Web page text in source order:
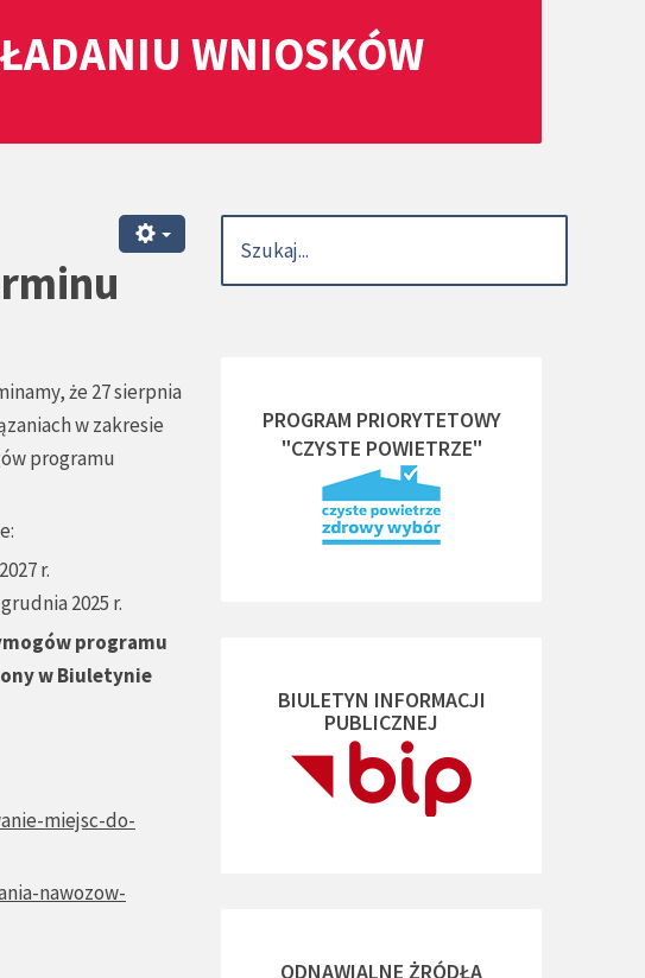
WNIOSKÓW
że 27 sierpnia
w zakresie
programu
r.
2025 r.
programu
w Biuletynie
miejsc-do-
nawozow-
PROGRAM PRIORYTETOWY
"CZYSTE POWIETRZE"
BIULETYN INFORMACJI
PUBLICZNEJ
ODNAWIALNE ŻRÓDŁA